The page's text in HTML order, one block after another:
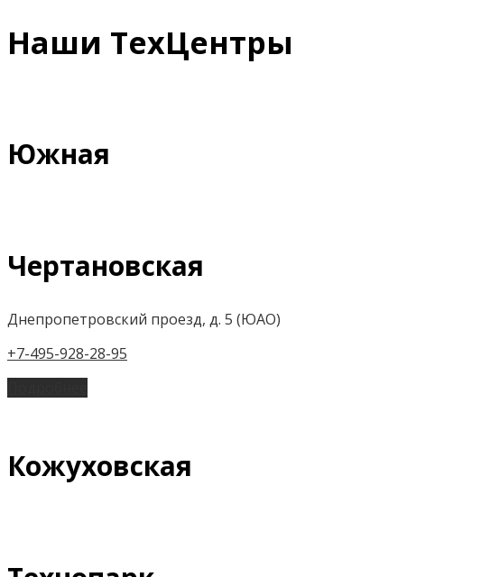
Наши ТехЦентры
Южная
Чертановская
Днепропетровский проезд, д. 5 (ЮАО)
+7-495-928-28-95
Кожуховская